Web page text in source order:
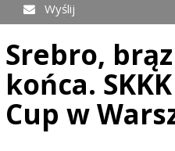
Wyślij
Srebro,
końca.
Cup w